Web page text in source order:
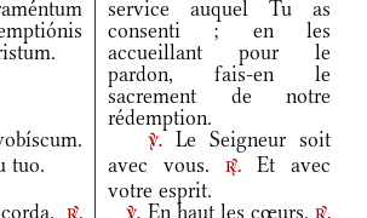
service auquel Tu as
consenti ; en les
accueillant pour le
pardon, fais-en le
sacrement de notre
rédemption.
tuo.
v.
Le Seigneur soit
avec vous.
r.
Et avec
votre esprit.
En haut les cœurs.